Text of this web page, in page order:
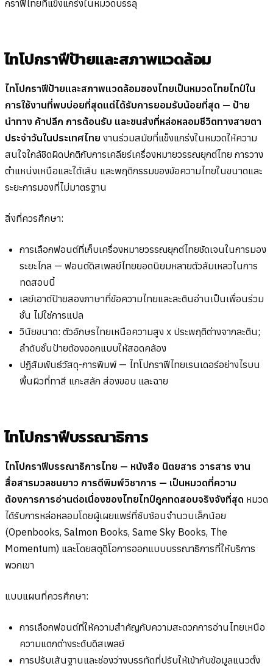
กราฟีไทยที่แข็งแกร่งในหมวดบรรลุ
ไทโปกราฟีป้ายและสภาพแวดล้อม
ไทโปกราฟีป้ายและสภาพแวดล้อมของไทยเป็นหมวดไทยไทป์ใน
การใช้งานที่พบบ่อยที่สุดแต่ได้รับการยอมรับน้อยที่สุด — ป้าย
นำทาง ค้าปลีก การต้อนรับ และขนส่งที่หล่อหลอมชีวิตทางสายตา
ประจำวันในประเทศไทย งานร่วมสมัยที่แข็งแกร่งในหมวดให้ความ
สนใจใกล้ชิดผิดปกติกับการเคลียร์เครื่องหมายวรรณยุกต์ไทย การวาง
ตำแหน่งเหนือและใต้เส้น และพฤติกรรมของข้อความไทยในขนาดและ
ระยะการมองที่ไม่มาตรฐาน
สิ่งที่ควรศึกษา:
การเลือกฟอนต์ที่เก็บเครื่องหมายวรรณยุกต์ไทยชัดเจนในการมอง
ระยะไกล — ฟอนต์ดิสเพลย์ไทยยอดนิยมหลายตัวล้มเหลวในการ
ทดสอบนี้
เลย์เอาต์ป้ายสองภาษาที่ข้อความไทยและละตินอ่านเป็นเพื่อนร่วม
ชั้น ไม่ใช่การแปล
วินัยขนาด: ตัวอักษรไทยเหนือความสูง x ประพฤติต่างจากละติน;
ลำดับชั้นป้ายต้องออกแบบให้สอดคล้อง
ปฏิสัมพันธ์วัสดุ-การพิมพ์ — ไทโปกราฟีไทยเรนเดอร์อย่างไรบน
พื้นผิวที่ทาสี แกะสลัก ส่องขอบ และฉาย
ไทโปกราฟีบรรณาธิการ
ไทโปกราฟีบรรณาธิการไทย — หนังสือ นิตยสาร วารสาร งาน
สื่อสารมวลชนยาว การตีพิมพ์วิชาการ — เป็นหมวดที่ความ
ต้องการการอ่านต่อเนื่องของไทยไทป์ถูกทดสอบจริงจังที่สุด หมวด
ได้รับการหล่อหลอมโดยผู้เผยแพร่ที่ซับซ้อนจำนวนเล็กน้อย
(Openbooks, Salmon Books, Same Sky Books, The
Momentum) และโดยสตูดิโอการออกแบบบรรณาธิการที่ให้บริการ
พวกเขา
แบบแผนที่ควรศึกษา:
การเลือกฟอนต์ที่ให้ความสำคัญกับความสะดวกการอ่านไทยเหนือ
ความแตกต่างระดับดิสเพลย์
การปรับเส้นฐานและช่องว่างบรรทัดที่ปรับให้เข้ากับข้อมูลแนวตั้ง